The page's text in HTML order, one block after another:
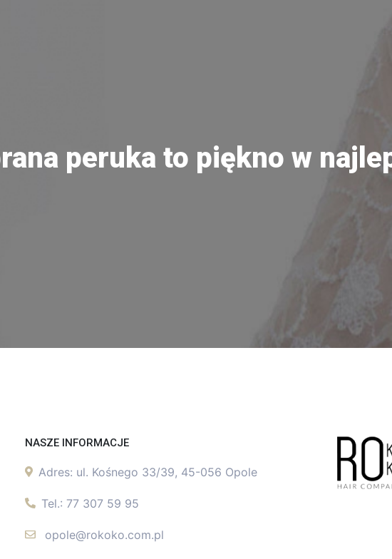
peruka to piękno w
NASZE INFORMACJE
Adres: ul. Kośnego 33/39, 45-056 Opole
Tel.: 77 307 59 95
opole@rokoko.com.pl